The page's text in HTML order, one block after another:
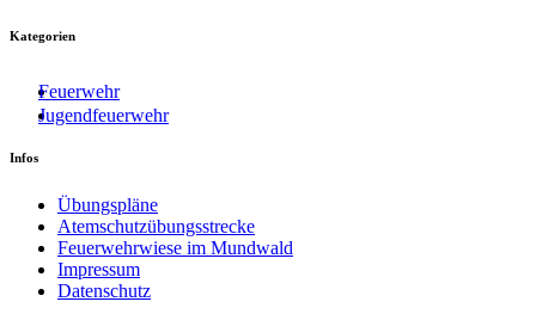
Kategorien
Feuerwehr
Jugendfeuerwehr
Infos
Übungspläne
Atemschutzübungsstrecke
Feuerwehrwiese im Mundwald
Impressum
Datenschutz